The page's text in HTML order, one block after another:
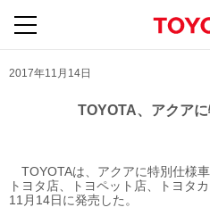
2017年11月14日
TOYOTA、アクア
TOYOTAは、アクアに特別仕様
トヨタ店、トヨペット店、トヨタ
11月14日に発売した。